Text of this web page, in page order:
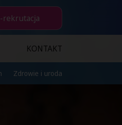
rekrutacja
KONTAKT
Zdrowie i uroda